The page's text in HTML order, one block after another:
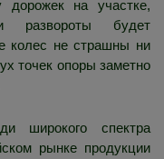
дорожек на участке,
развороты будет
колес не страшны ни
точек опоры заметно
широкого спектра
рынке продукции